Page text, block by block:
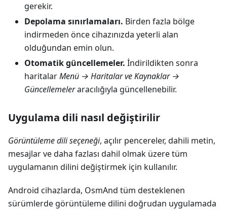
gerekir.
Depolama sınırlamaları. Birden fazla bölge
indirmeden önce cihazınızda yeterli alan
olduğundan emin olun.
Otomatik güncellemeler. İndirildikten sonra
haritalarMenü → Haritalar ve Kaynaklar →
Güncellemeleraracılığıyla güncellenebilir.
Uygulama dili nasıl değiştirilir
Görüntüleme dili seçeneği, açılır pencereler, dahili metin,
mesajlar ve daha fazlası dahil olmak üzere tüm
uygulamanın dilini değiştirmek için kullanılır.
Android cihazlarda, OsmAnd tüm desteklenen
sürümlerde görüntüleme dilini doğrudan uygulamada